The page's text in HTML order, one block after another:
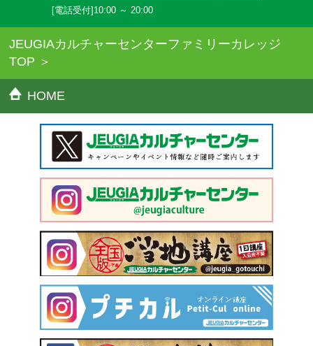
[電話受付]10:00 ～ 20:00
JEUGIAカルチャーセンターファミリーカレッジ
TOP
HOME